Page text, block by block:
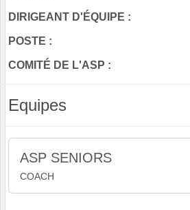
DIRIGEANT D'ÉQUIPE :
POSTE :
COMITÉ DE L'ASP :
Equipes
ASP SENIORS
COACH